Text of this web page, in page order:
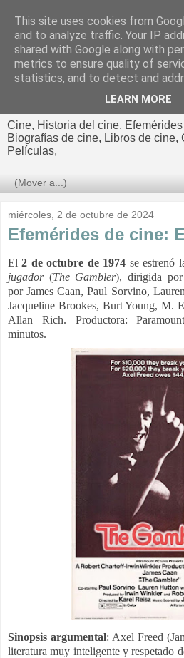
El cultural
Cine, Historia del cine,
Biografías de cine, Libros de cine,
Películas,
miércoles, 2 de octubre de 2024
Efemérides de cine:
El2 de octubre de 1974 se estrenó
jugador (The Gambler), dirigida por
porJames Caan, Paul Sorvino,
Jacqueline Brookes, Burt Young, M.
Allan Rich. Productora:
minutos.
Sinopsis argumental: Axel Freed
literatura muy inteligente y respetado
This site uses cookies from
and to analyze traffic. Your IP
shared with Google along with
metrics to ensure quality of
statistics, and to detect and
LEARN MORE